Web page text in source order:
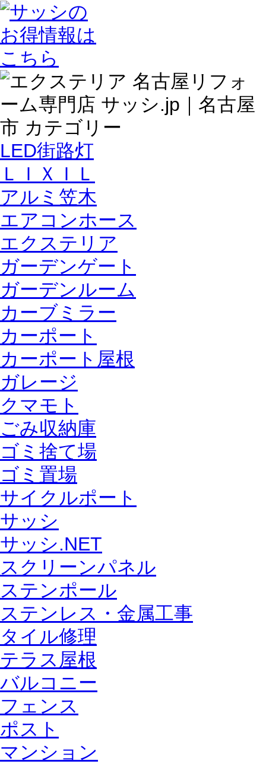
LED街路灯
ＬＩＸＩＬ
アルミ笠木
エアコンホース
エクステリア
ガーデンゲート
ガーデンルーム
カーブミラー
カーポート
カーポート屋根
ガレージ
クマモト
ごみ収納庫
ゴミ捨て場
ゴミ置場
サイクルポート
サッシ
サッシ.NET
スクリーンパネル
ステンポール
ステンレス・金属工事
タイル修理
テラス屋根
バルコニー
フェンス
ポスト
マンション